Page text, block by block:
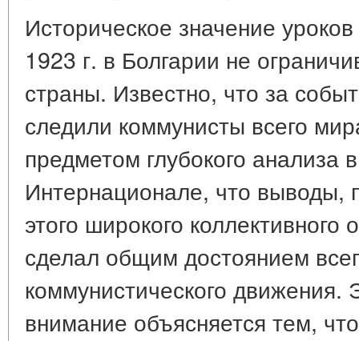
Историческое значение
1923 г. в Болгарии не
страны. Известно, что за
следили коммунисты всего
предметом глубокого анализа
Интернационале, что выводы,
этого широкого
сделал общим достоянием
коммунистического движения.
внимание объясняется тем,